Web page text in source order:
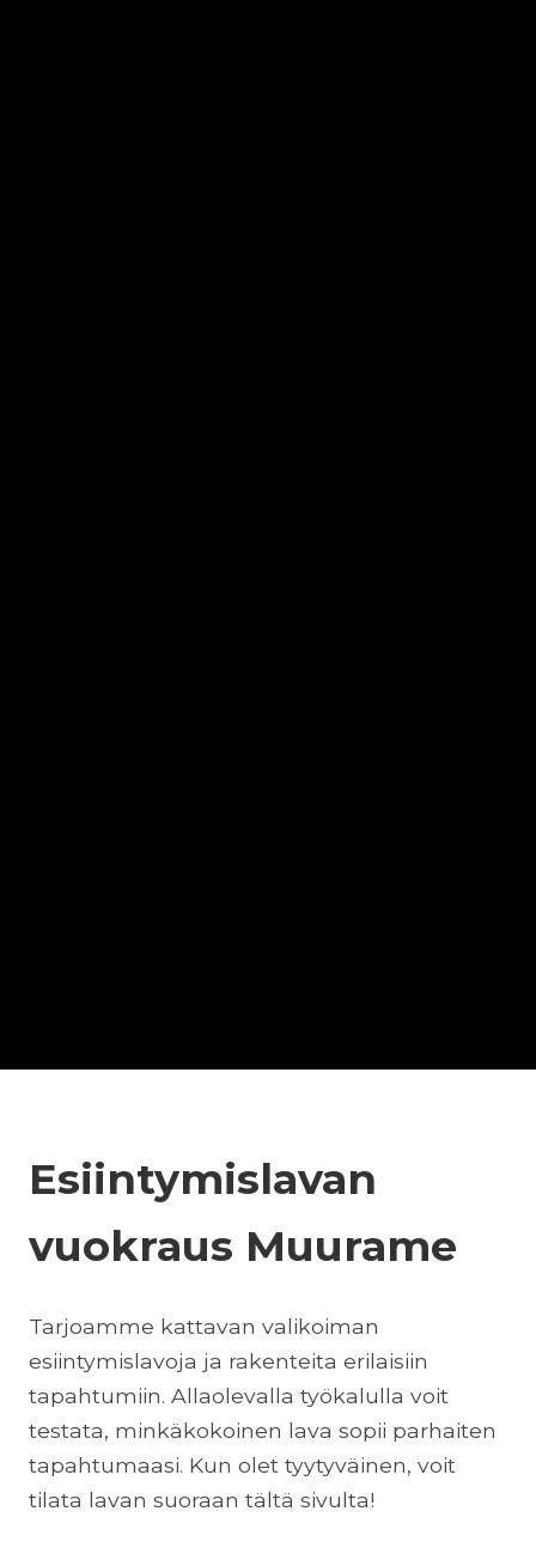
Esiintymislavan
vuokraus Muurame
Tarjoamme kattavan valikoiman
esiintymislavoja ja rakenteita erilaisiin
tapahtumiin. Allaolevalla työkalulla voit
testata, minkäkokoinen lava sopii parhaiten
tapahtumaasi. Kun olet tyytyväinen, voit
tilata lavan suoraan tältä sivulta!